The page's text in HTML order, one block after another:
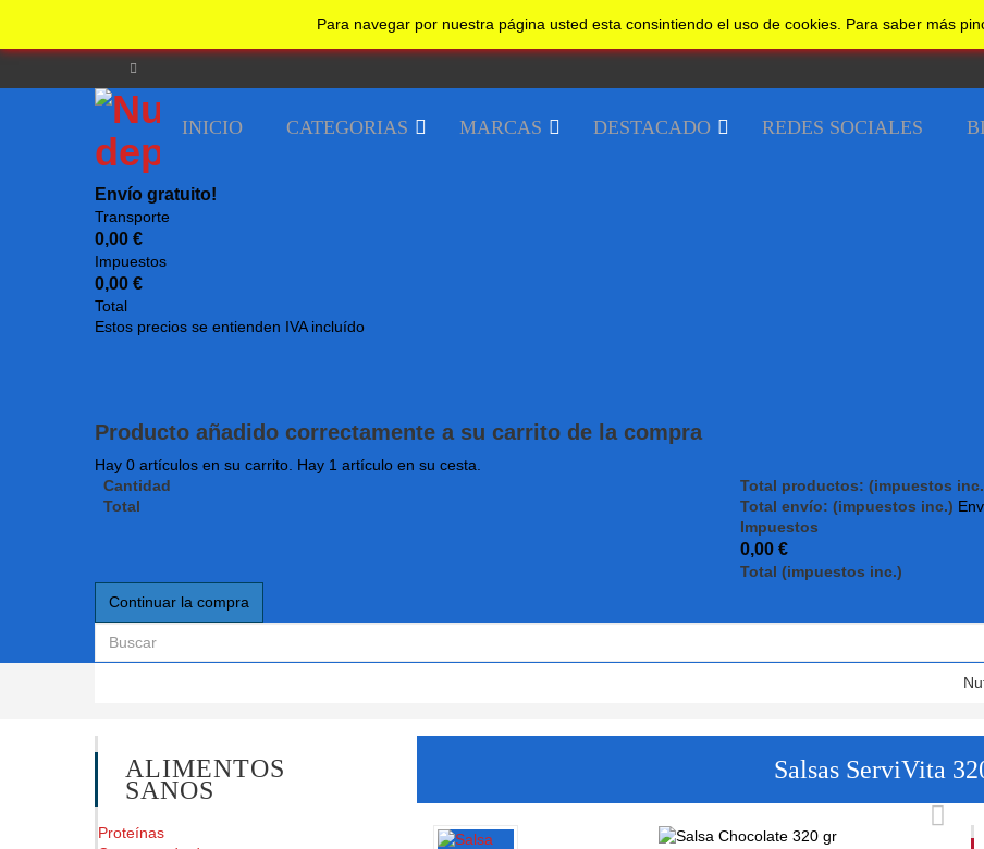
INICIO CATEGORIAS MARCAS DESTACADO REDES SOCIALES
Envío gratuito!
Transporte
0,00 €
Impuestos
0,00 €
Total
Estos precios se entienden IVA incluído
Producto añadido correctamente a su carrito de la compra
Hay 0 artículos en su carrito. Hay 1 artículo en su cesta.
Cantidad
Total
Total productos: (impuestos
Total envío: (impuestos inc.)
Impuestos
0,00 €
Total (impuestos inc.)
Continuar la compra
ALIMENTOS
SANOS
Proteínas
Salsas ServiVita
Para navegar por nuestra página usted esta consintiendo el uso de cookies. Para saber más